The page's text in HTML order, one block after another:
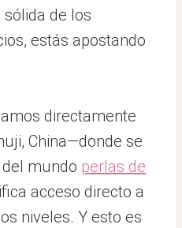
de los
estás apostando
directamente
China—donde se
mundo perlas de
acceso directo a
niveles. Y esto es